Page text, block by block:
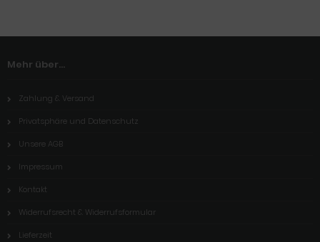
Mehr über...
Zahlung & Versand
Privatsphäre und Datenschutz
Unsere AGB
Impressum
Kontakt
Widerrufsrecht & Widerrufsformular
Lieferzeit